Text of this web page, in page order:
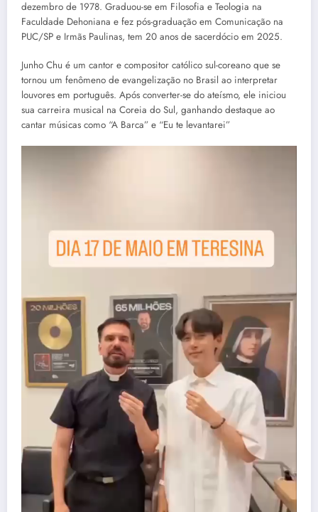
dezembro de 1978. Graduou-se em Filosofia e Teologia na
Faculdade Dehoniana e fez pós-graduação em Comunicação na
PUC/SP e Irmãs Paulinas, tem 20 anos de sacerdócio em 2025.
Junho Chu é um cantor e compositor católico sul-coreano que se
tornou um fenômeno de evangelização no Brasil ao interpretar
louvores em português. Após converter-se do ateísmo, ele iniciou
sua carreira musical na Coreia do Sul, ganhando destaque ao
cantar músicas como “A Barca” e “Eu te levantarei”